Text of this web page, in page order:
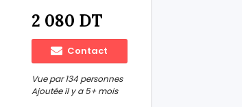
2 080 DT
Contact
Vue par 134 personnes
Ajoutée il y a 5+ mois